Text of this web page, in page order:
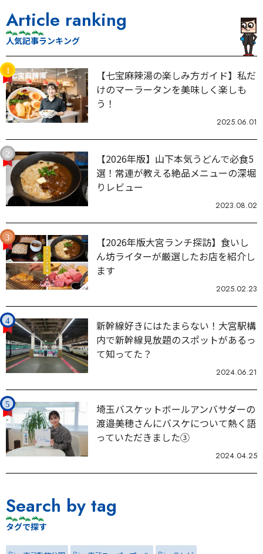
Article ranking
人気記事ランキング
【七宝麻辣湯の楽しみ方ガイド】私だ
けのマーラータンを美味しく楽しも
う！
2025.06.01
【2026年版】山下本気うどんで必食5
選！常連が教える絶品メニューの深堀
りレビュー
2023.08.02
【2026年版大宮ランチ探訪】食いし
ん坊ライターが厳選したお店を紹介し
ます
2025.02.23
新幹線好きにはたまらない！大宮駅構
内で新幹線見放題のスポットがあるっ
て知ってた？
2024.06.21
埼玉バスケットボールアンバサダーの
渡邉美穂さんにバスケについて熱く語
っていただきました③
2024.04.25
Search by tag
タグで探す